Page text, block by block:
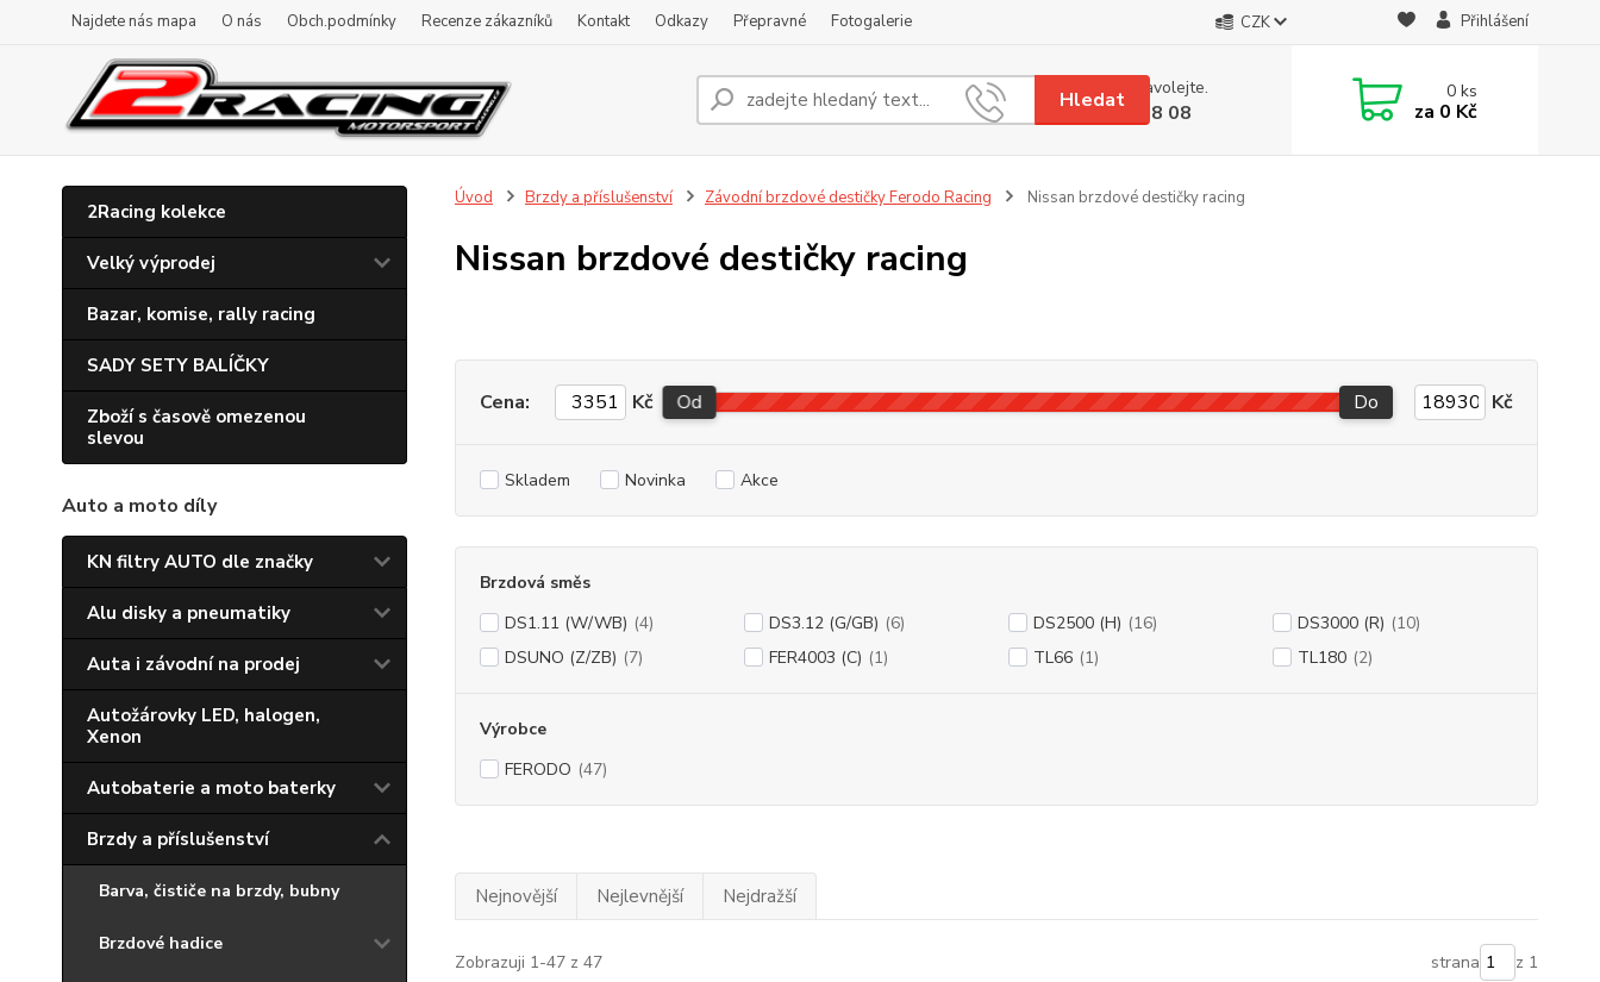
Najdete nás mapa O nás Obch.podmínky Recenze zákazníků Kontakt Odkazy Přepravné Fotogalerie CZK Přihlášení
Hledat
Nevíte si rady? Zavolejte.
+420 608 08 18 08
0ks
za 0 Kč
2Racing kolekce
Velký výprodej
Bazar, komise, rally racing
SADY SETY BALÍČKY
Zboží s časově omezenou
slevou
Auto a moto díly
KN filtry AUTO dle značky
Alu disky a pneumatiky
Auta i závodní na prodej
Autožárovky LED, halogen,
Xenon
Autobaterie a moto baterky
Brzdy a příslušenství
Barva, čističe na brzdy, bubny
Brzdové hadice
Úvod Brzdy a příslušenství Závodní brzdové destičky Ferodo Racing Nissan brzdové destičky racing
Nissan brzdové destičky racing
Cena: Kč Od Do Kč
Skladem Novinka Akce
Brzdová směs
DS1.11 (W/WB) (4) DS3.12 (G/GB) (6) DS2500 (H) (16) DS3000 (R) (10)
DSUNO (Z/ZB) (7) FER4003 (C) (1) TL66 (1) TL180 (2)
Výrobce
FERODO (47)
Nejnovější Nejlevnější Nejdražší
Zobrazuji 1-47 z 47 strana z 1